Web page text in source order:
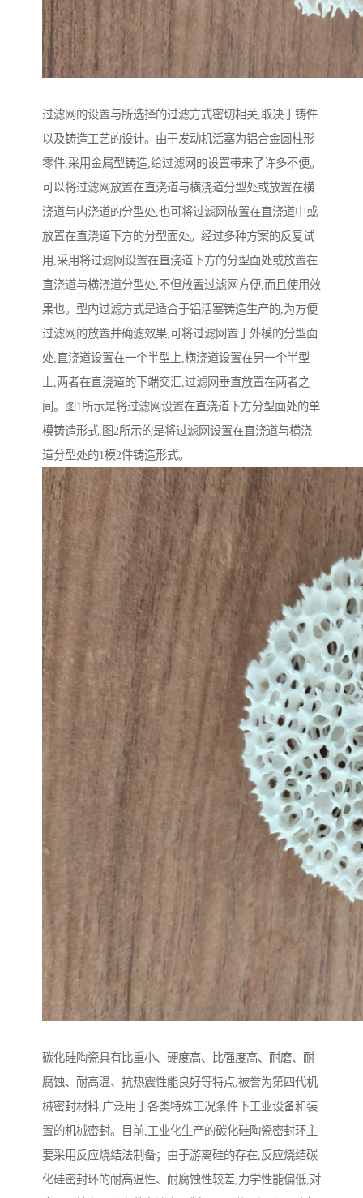
过滤网的设置与所选择的过滤方式密切相关,取决于铸件
以及铸造工艺的设计。由于发动机活塞为铝合金圆柱形
零件,采用金属型铸造,给过滤网的设置带来了许多不便。
可以将过滤网放置在直浇道与横浇道分型处或放置在横
浇道与内浇道的分型处,也可将过滤网放置在直浇道中或
放置在直浇道下方的分型面处。经过多种方案的反复试
用,采用将过滤网设置在直浇道下方的分型面处或放置在
直浇道与横浇道分型处,不但放置过滤网方便,而且使用效
果也。型内过滤方式是适合于铝活塞铸造生产的,为方便
过滤网的放置并确滤效果,可将过滤网置于外模的分型面
处,直浇道设置在一个半型上,横浇道设置在另一个半型
上,两者在直浇道的下端交汇,过滤网垂直放置在两者之
间。图1所示是将过滤网设置在直浇道下方分型面处的单
模铸造形式,图2所示的是将过滤网设置在直浇道与横浇
道分型处的1模2件铸造形式。
碳化硅陶瓷具有比重小、硬度高、比强度高、耐磨、耐
腐蚀、耐高温、抗热震性能良好等特点,被誉为第四代机
械密封材料,广泛用于各类特殊工况条件下工业设备和装
置的机械密封。目前,工业化生产的碳化硅陶瓷密封环主
要采用反应烧结法制备；由于游离硅的存在,反应烧结碳
化硅密封环的耐高温性、耐腐蚀性较差,力学性能偏低,对